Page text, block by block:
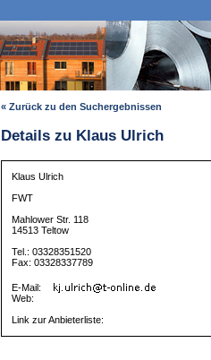
« Zurück zu den Suchergebnissen
Details zu Klaus Ulrich
Klaus Ulrich
FWT
Mahlower Str. 118
14513 Teltow
Tel.: 03328351520
Fax: 03328337789
E-Mail:
Web:
Link zur Anbieterliste: